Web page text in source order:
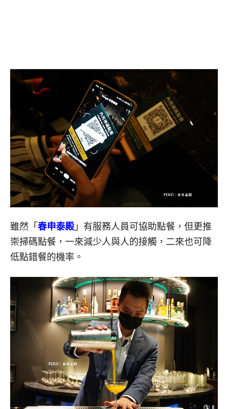
雖然「 春申泰殿 」有服務人員可協助點餐，但更推
崇掃碼點餐，一來減少人與人的接觸，二來也可降
低點錯餐的機率。